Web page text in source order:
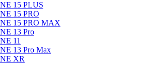
15 PLUS
15 PRO
15 PRO MAX
13 Pro
11
13 Pro Max
XR